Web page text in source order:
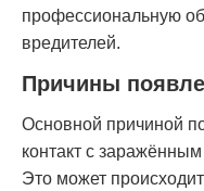
профессиональную
вредителей.
Причины
Основной причиной
контакт с
Это может